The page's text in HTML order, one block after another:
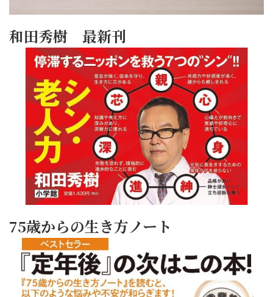
和田秀樹 最新刊
75歳からの生き方ノート